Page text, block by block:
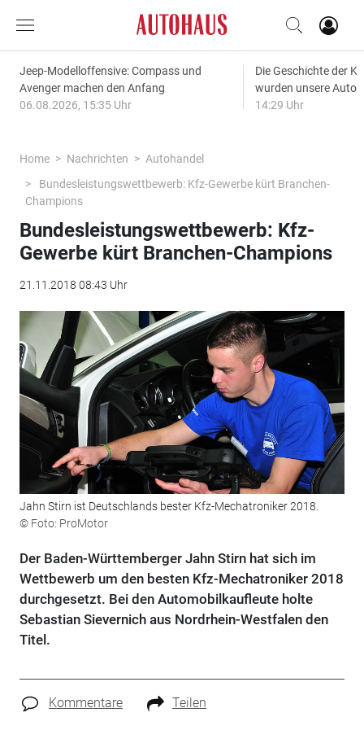
Jeep-Modelloffensive: Compass und
Avenger machen den Anfang
06.08.2026, 15:35 Uhr
Die Geschichte der
wurden unsere
14:29 Uhr
Home Nachrichten
Autohandel
Bundesleistungswettbewerb: Kfz-Gewerbe kürt Branchen-
Champions
Bundesleistungswettbewerb: Kfz-
Gewerbe kürt Branchen-Champions
21.11.2018 08:43 Uhr
Jahn Stirn ist Deutschlands bester Kfz-Mechatroniker 2018.
© Foto: ProMotor
Der Baden-Württemberger Jahn Stirn hat sich im
Wettbewerb um den besten Kfz-Mechatroniker 2018
durchgesetzt. Bei den Automobilkaufleute holte
Sebastian Sievernich aus Nordrhein-Westfalen den
Titel.
Kommentare Teilen